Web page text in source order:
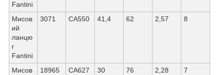
Fantini
Мисов
ий
ланцю
г
Fantini
3071 СА550 41,4 62 2,57 8
Мисов
18965 СА627 30 76 2,28 7